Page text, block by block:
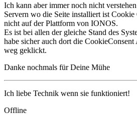
Ich kann aber immer noch nicht
Servern wo die Seite installiert ist
nicht auf der Plattform von IONOS.
Es ist bei allen der gleiche Stand des
habe sicher auch dort die
weg geklickt.
Danke nochmals für Deine Mühe
Ich liebe Technik wenn sie funktioniert!
Offline